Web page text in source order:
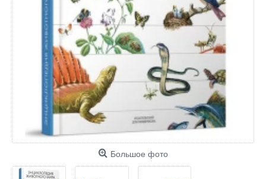
Большое фото